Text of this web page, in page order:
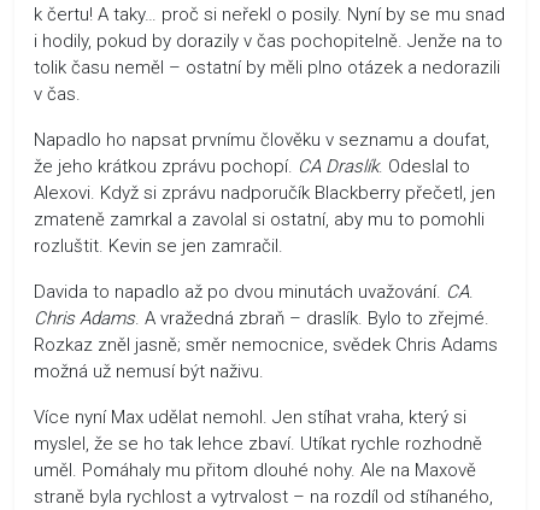
k čertu! A taky… proč si neřekl o posily. Nyní by se mu snad
i hodily, pokud by dorazily v čas pochopitelně. Jenže na to
tolik času neměl – ostatní by měli plno otázek a nedorazili
v čas.
Napadlo ho napsat prvnímu člověku v seznamu a doufat,
že jeho krátkou zprávu pochopí. CA Draslík. Odeslal to
Alexovi. Když si zprávu nadporučík Blackberry přečetl, jen
zmateně zamrkal a zavolal si ostatní, aby mu to pomohli
rozluštit. Kevin se jen zamračil.
Davida to napadlo až po dvou minutách uvažování. CA.
Chris Adams. A vražedná zbraň – draslík. Bylo to zřejmé.
Rozkaz zněl jasně; směr nemocnice, svědek Chris Adams
možná už nemusí být naživu.
Více nyní Max udělat nemohl. Jen stíhat vraha, který si
myslel, že se ho tak lehce zbaví. Utíkat rychle rozhodně
uměl. Pomáhaly mu přitom dlouhé nohy. Ale na Maxově
straně byla rychlost a vytrvalost – na rozdíl od stíhaného,